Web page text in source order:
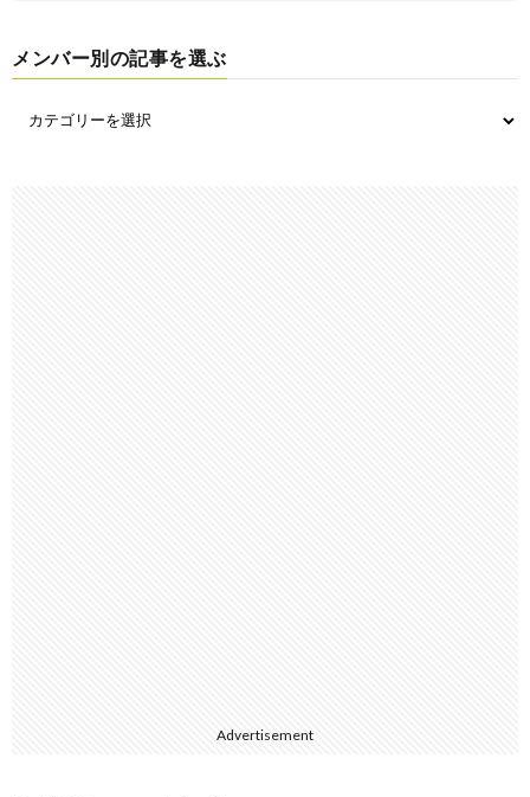
メンバー別の記事を選ぶ
Advertisement